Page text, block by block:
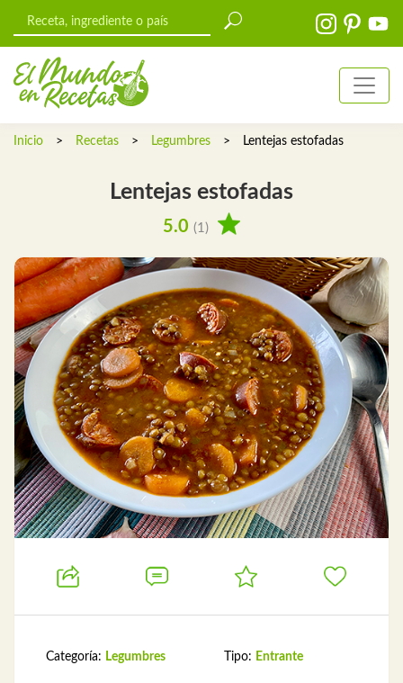
Inicio > Recetas > Legumbres > Lentejas estofadas
Lentejas estofadas
5.0 (1)
Categoría: Legumbres Tipo: Entrante